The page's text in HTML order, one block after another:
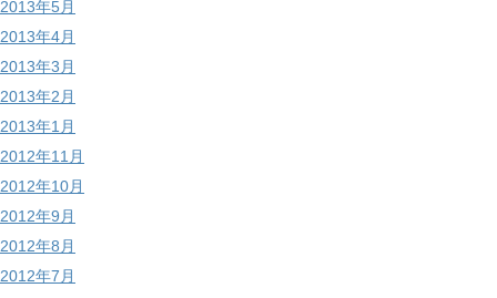
2013年5月
2013年4月
2013年3月
2013年2月
2013年1月
2012年11月
2012年10月
2012年9月
2012年8月
2012年7月